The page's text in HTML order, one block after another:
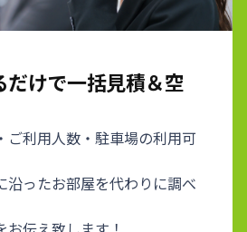
だけで一括見積＆空
ご利用人数・駐車場の利用可
沿ったお部屋を代わりに調べ